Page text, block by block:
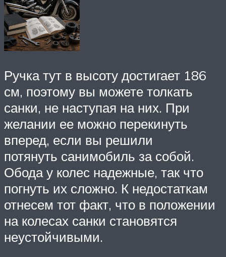
Ручка тут в высоту достигает 186
см, поэтому вы можете толкать
санки, не наступая на них. При
желании ее можно перекинуть
вперед, если вы решили
потянуть санимобиль за собой.
Обода у колес надежные, так что
погнуть их сложно. К недостаткам
отнесем тот факт, что в положении
на колесах санки становятся
неустойчивыми.